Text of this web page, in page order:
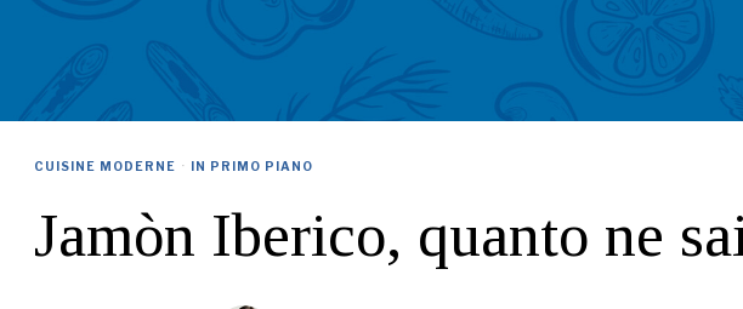
CUISINE MODERNE · IN PRIMO PIANO
Jamòn Iberico, quanto ne